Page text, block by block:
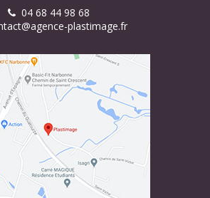
04 68 44 98 68
plastimage.fr